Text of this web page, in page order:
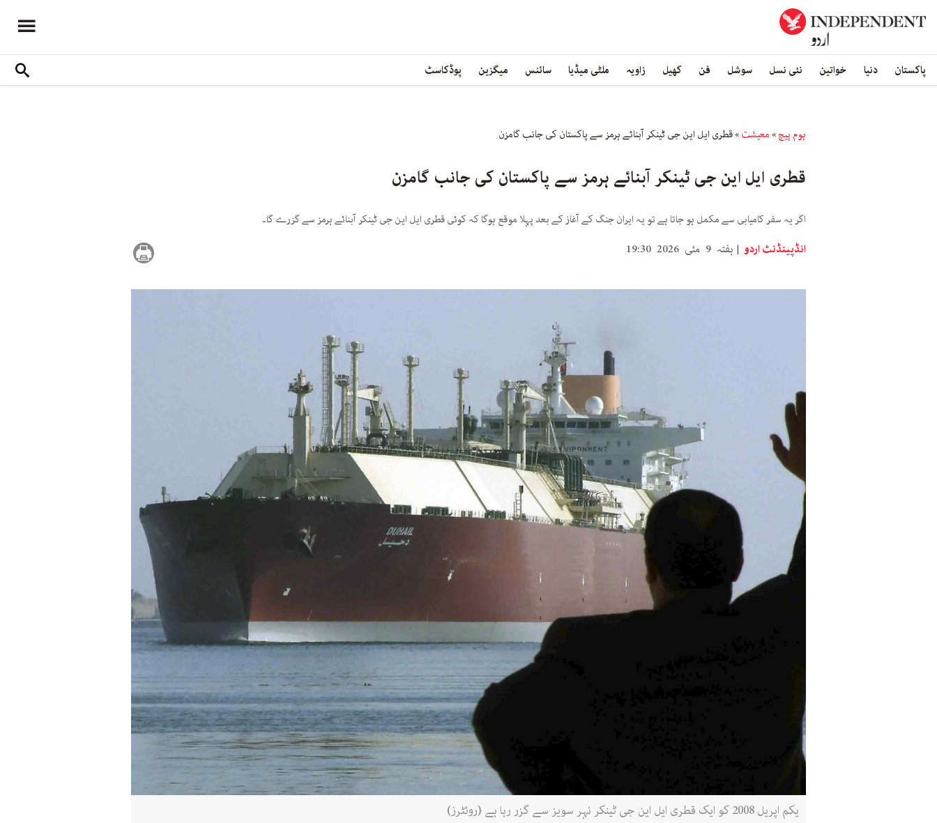
پاکستان دنیا خواتین نئی نسل سوشل فن کھیل زاویہ ملٹی میڈیا سائنس میگزین پوڈکاسٹ
ہوم پیچ» معیشت»قطری ایل این جی ٹینکر آبنائے ہرمز سے پاکستان کی جانب گامزن
قطری ایل این جی ٹینکر آبنائے ہرمز سے پاکستان کی جانب گامزن
اگر یہ سفر کامیابی سے مکمل ہو جاتا ہے تو یہ ایران جنگ کے آغاز کے بعد پہلا موقع ہوگا کہ کوئی قطری ایل این جی ٹینکر آبنائے ہرمز سے گزرے گا۔
انڈپینڈنٹ اردو ہفتہ 9 مئی 2026 19:30
یکم اپریل 2008 کو ایک قطری ایل این جی ٹینکر نہر سویز سے گزر رہا ہے (روئٹرز)